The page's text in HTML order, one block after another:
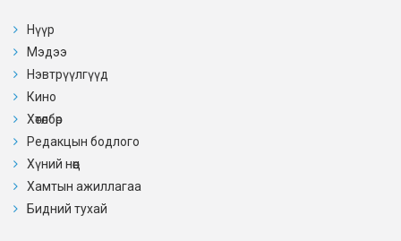
Нүүр
Мэдээ
Нэвтрүүлгүүд
Кино
Хөтөлбөр
Редакцын бодлого
Хүний нөөц
Хамтын ажиллагаа
Бидний тухай